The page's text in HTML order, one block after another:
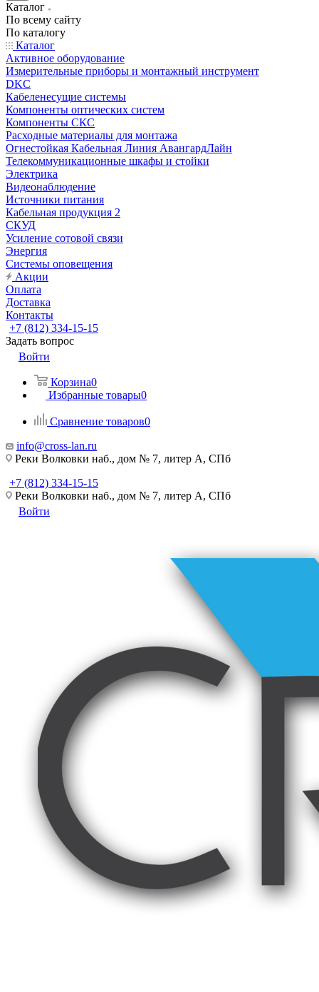
Каталог
По всему сайту
По каталогу
Каталог
Активное оборудование
Измерительные приборы и монтажный инструмент
DKC
Кабеленесущие системы
Компоненты оптических систем
Компоненты СКС
Расходные материалы для монтажа
Огнестойкая Кабельная Линия АвангардЛайн
Телекоммуникационные шкафы и стойки
Электрика
Видеонаблюдение
Источники питания
Кабельная продукция 2
СКУД
Усиление сотовой связи
Энергия
Системы оповещения
Акции
Оплата
Доставка
Контакты
+7 (812) 334-15-15
Задать вопрос
Войти
Корзина0
Избранные товары0
Сравнение товаров0
info@cross-lan.ru
Реки Волковки наб., дом № 7, литер А, СПб
+7 (812) 334-15-15
Реки Волковки наб., дом № 7, литер А, СПб
Войти